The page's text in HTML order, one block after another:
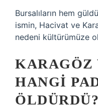
Bursalıların hem
ismin, Hacivat ve
nedeni kültürümüze
KARAGÖZ
HANGI
ÖLDÜRDÜ?